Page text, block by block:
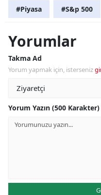
#Piyasa #S&p 500
Yorumlar
Takma Ad
Yorum yapmak için, isterseniz
Yorum Yazın (500 Karakter)